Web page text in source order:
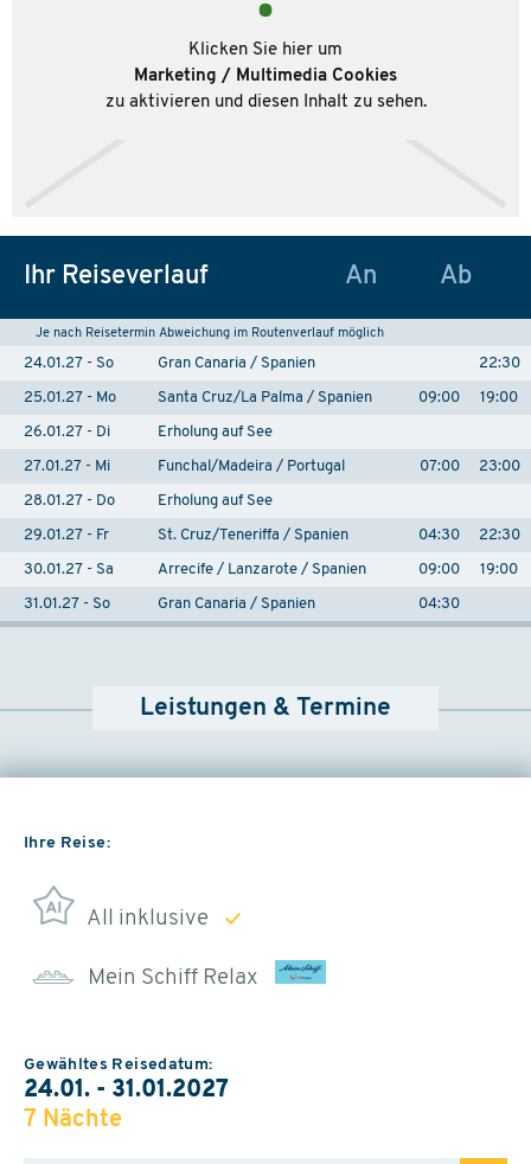
Klicken Sie hier um
Marketing / Multimedia Cookies
zu aktivieren und diesen Inhalt zu sehen.
Ihr Reiseverlauf An Ab
Je nach Reisetermin Abweichung im Routenverlauf möglich
24.01.27 - So Gran Canaria / Spanien 22:30
25.01.27 - Mo Santa Cruz/La Palma / Spanien 09:00 19:00
26.01.27 - Di Erholung auf See
27.01.27 - Mi Funchal/Madeira / Portugal 07:00 23:00
28.01.27 - Do Erholung auf See
29.01.27 - Fr St. Cruz/Teneriffa / Spanien 04:30 22:30
30.01.27 - Sa Arrecife / Lanzarote / Spanien 09:00 19:00
31.01.27 - So Gran Canaria / Spanien 04:30
Leistungen & Termine
Ihre Reise:
All inklusive
Mein Schiff Relax
Gewähltes Reisedatum:
24.01. - 31.01.2027
7 Nächte